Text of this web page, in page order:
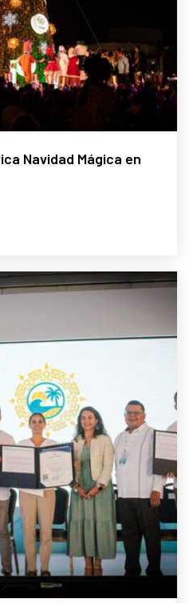
Navidad Mágica en